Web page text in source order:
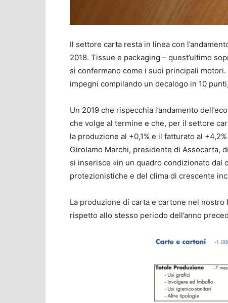
Il settore carta resta in linea con
2018. Tissue e packaging – quest’ultimo
si confermano come i suoi principali
impegni compilando un decalogo in 10
Un 2019 che rispecchia l’andamento
che volge al termine e che, per il settore
la produzione al +0,1% e il fatturato al
Girolamo Marchi, presidente di Assocarta,
si inserisce «in un quadro condizionato
protezionistiche e del clima di crescente
La produzione di carta e cartone nel nostro
rispetto allo stesso periodo dell’anno